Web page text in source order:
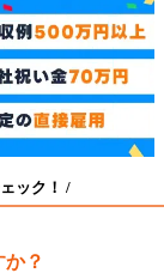
ック！ /
？